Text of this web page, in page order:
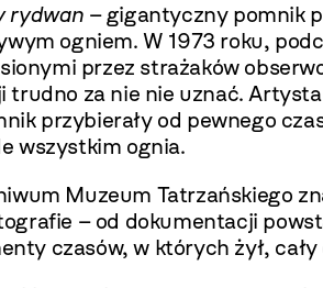
rydwan – gigantyczny pomnik
ogniem. W 1973 roku,
przez strażaków
za nie nie uznać.
przybierały od pewnego
wszystkim ognia.
Muzeum Tatrzańskiego
– od dokumentacji
czasów, w których żył,